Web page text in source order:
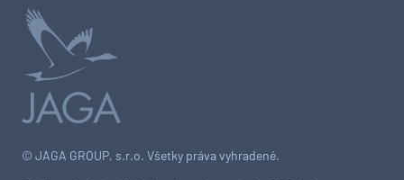
© JAGA GROUP, s.r.o. Všetky práva vyhradené.